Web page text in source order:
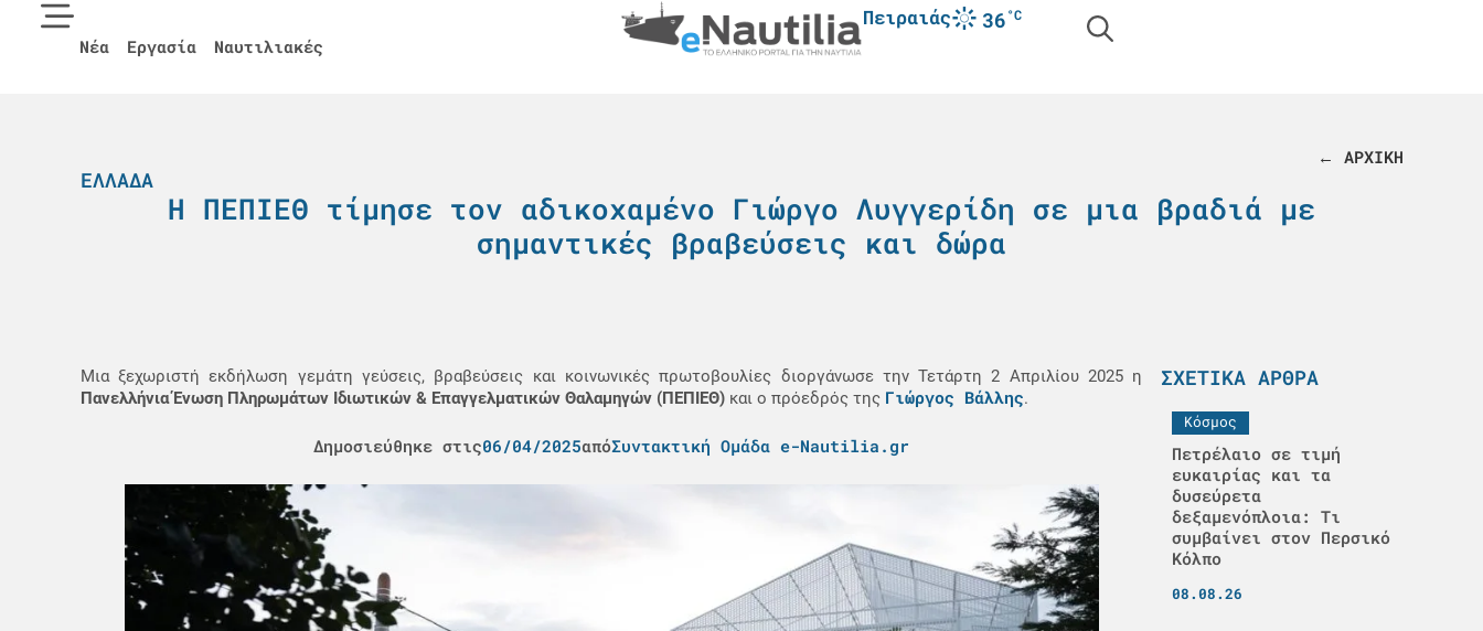
Νέα Εργασία Ναυτιλιακές
Πειραιάς 36°C
← ΑΡΧΙΚΗ
ΕΛΛΆΔΑ
H ΠΕΠΙΕΘ τίμησε τον αδικοχαμένο Γιώργο Λυγγερίδη σε μια βραδιά με
σημαντικές βραβεύσεις και δώρα
Μια ξεχωριστή εκδήλωση γεμάτη γεύσεις, βραβεύσεις και κοινωνικές πρωτοβουλίες διοργάνωσε την Τετάρτη 2 Απριλίου 2025 η
Πανελλήνια Ένωση Πληρωμάτων Ιδιωτικών & Επαγγελματικών Θαλαμηγών (ΠΕΠΙΕΘ)και ο πρόεδρός της Γιώργος Βάλλης.
Δημοσιεύθηκε στις06/04/2025απόΣυντακτική Ομάδα e-Nautilia.gr
ΣΧΕΤΙΚΆ ΆΡΘΡΑ
Κόσμος
Πετρέλαιο σε τιμή
ευκαιρίας και τα
δυσεύρετα
δεξαμενόπλοια: Τι
συμβαίνει στον Περσικό
Κόλπο
08.08.26